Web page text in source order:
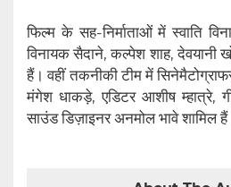
फिल्म के सह-निर्माताओं में स्वाति
विनायक सैदाने, कल्पेश शाह, देवयानी
हैं। वहीं तकनीकी टीम में
मंगेश धाकड़े, एडिटर आशीष म्हात्रे,
साउंड डिज़ाइनर अनमोल भावे शामिल